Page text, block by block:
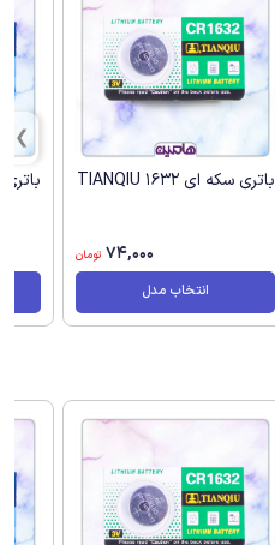
باتری سکه ای TIANQIU 1632
74,000 تومان
انتخاب مدل
باتری